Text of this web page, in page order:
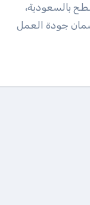
بالسعودية،
جودة العمل